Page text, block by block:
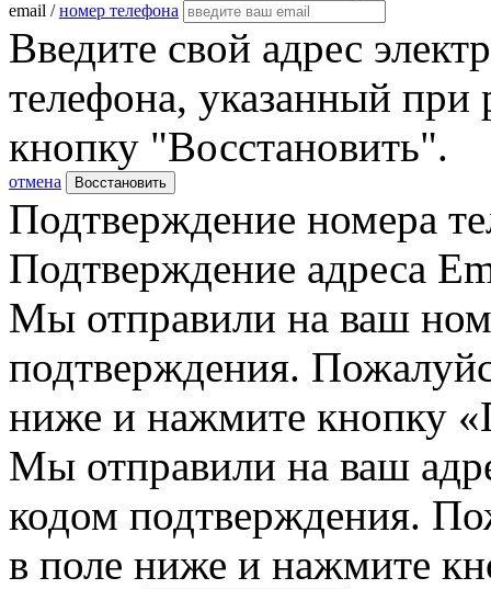
email /номер телефона
Введите свой адрес
телефона, указанный при
кнопку "Восстановить".
отмена Восстановить
Подтверждение номера
Подтверждение адреса
Мы отправили на ваш
подтверждения.
ниже и нажмите кнопку
Мы отправили на ваш
кодом подтверждения.
в поле ниже и нажмите